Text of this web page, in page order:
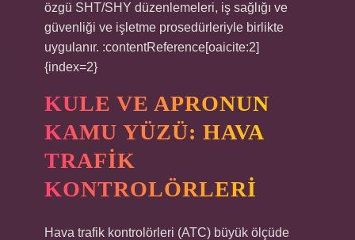
özgü SHT/SHY düzenlemeleri, iş sağlığı ve
güvenliği ve işletme prosedürleriyle birlikte
uygulanır. :contentReference[oaicite:2]
{index=2}
KULE VE APRONUN
KAMU YÜZÜ: HAVA
TRAFIK
KONTROLÖRLERI
Hava trafik kontrolörleri (ATC) büyük ölçüde